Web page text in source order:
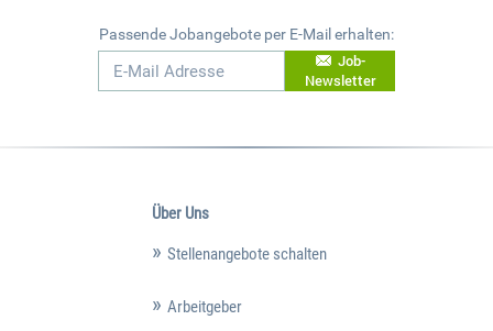
Passende Jobangebote per E-Mail erhalten:
Job-
Newsletter
Über Uns
Stellenangebote schalten
Arbeitgeber